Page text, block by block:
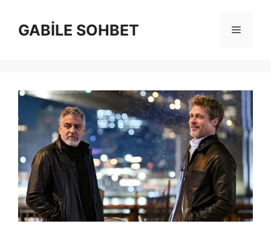
GABİLE SOHBET Menü